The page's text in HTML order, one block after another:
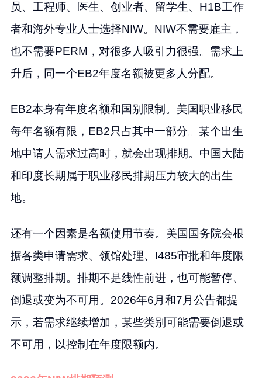
员、工程师、医生、创业者、留学生、H1B工作
者和海外专业人士选择NIW。NIW不需要雇主，
也不需要PERM，对很多人吸引力很强。需求上
升后，同一个EB2年度名额被更多人分配。
EB2本身有年度名额和国别限制。美国职业移民
每年名额有限，EB2只占其中一部分。某个出生
地申请人需求过高时，就会出现排期。中国大陆
和印度长期属于职业移民排期压力较大的出生
地。
还有一个因素是名额使用节奏。美国国务院会根
据各类申请需求、领馆处理、I485审批和年度限
额调整排期。排期不是线性前进，也可能暂停、
倒退或变为不可用。2026年6月和7月公告都提
示，若需求继续增加，某些类别可能需要倒退或
不可用，以控制在年度限额内。